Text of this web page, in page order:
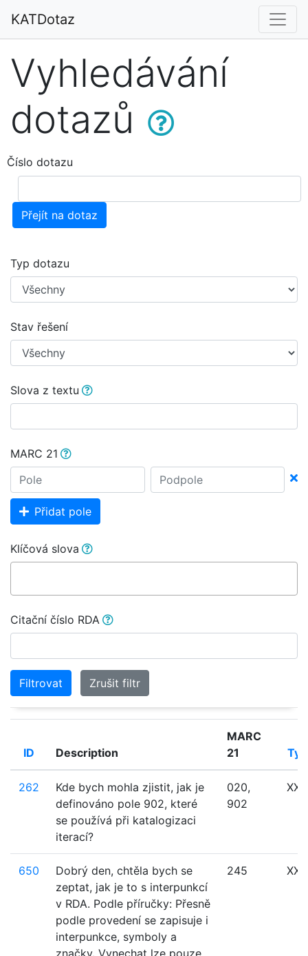
KATDotaz
Vyhledávání
dotazů
Číslo dotazu
Přejít na dotaz
Typ dotazu
Stav řešení
Slova z textu
MARC 21
Přidat pole
Klíčová slova
Citační číslo RDA
Filtrovat Zrušit filtr
ID Description
MARC
21
Typ
262
Kde bych mohla zjistit, jak je
definováno pole 902, které
se používá při katalogizaci
iterací?
020,
902
XXX
650
Dobrý den, chtěla bych se
zeptat, jak je to s interpunkcí
v RDA. Podle příručky: Přesně
podle provedení se zapisuje i
interpunkce, symboly a
značky. Vynechat lze pouze
245 XXX